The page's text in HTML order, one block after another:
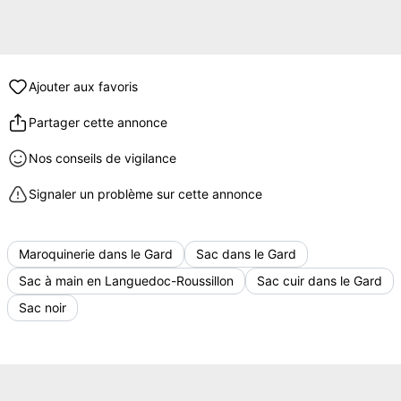
Ajouter aux favoris
Partager cette annonce
Nos conseils de vigilance
Signaler un problème sur cette annonce
Maroquinerie dans le Gard
Sac dans le Gard
Sac à main en Languedoc-Roussillon
Sac cuir dans le Gard
Sac noir